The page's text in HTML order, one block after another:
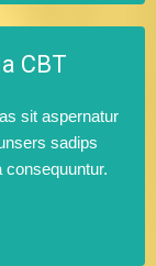
CBT
sit aspernatur
sadips